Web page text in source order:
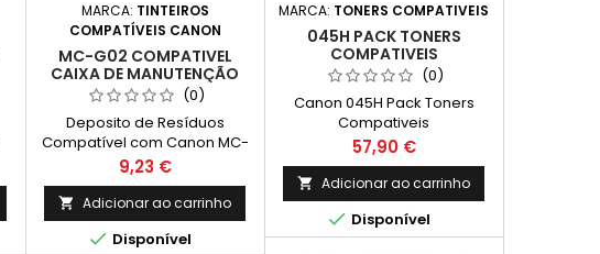
MARCA: TINTEIROS
COMPATÍVEIS CANON
MC-G02 COMPATIVEL
CAIXA DE MANUTENÇÃO
(0)
Deposito de Resíduos
Compatível com Canon MC-
G02
Preço
9,23 €
 Adicionar ao carrinho
 Disponível
MARCA: TONERS COMPATIVEIS
045H PACK TONERS
COMPATIVEIS
(0)
Canon 045H Pack Toners
Compativeis
Preço
57,90 €
 Adicionar ao carrinho
 Disponível